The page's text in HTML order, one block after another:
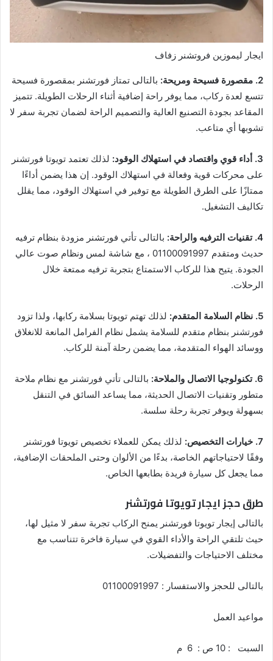
ايجار ليموزين فروتشنر زفاف
2. مقصورة فسيحة ومريحة:
بالتالى تمتاز فورتشنر بمقصورة فسيحة
تتسع لعدة ركاب، مما يوفر راحة إضافية أثناء الرحلات الطويلة. تتميز
المقاعد بجودة التصنيع العالية والتصميم الراحة لضمان تجربة سفر لا
تشوبها أي متاعب.
3. أداء قوي واقتصاد في استهلاك الوقود:
لذلك تعتمد تويوتا فورتشنر
على محركات قوية وفعالة في استهلاك الوقود. إن هذا يضمن أداءًا
ممتازًا على الطرق الطويلة مع توفير في استهلاك الوقود، مما يقلل
تكاليف التشغيل.
4. تقنيات الترفيه والراحة:
بالتالى تأتي فورتشنر مزودة بنظام ترفيه
حديث ومتقدم 01100091997 ، مع شاشة لمس ونظام صوت عالي
الجودة. يتيح هذا للركاب الاستمتاع بتجربة ترفيه ممتعة خلال
الرحلات.
5. نظام السلامة المتقدم:
لذلك تهتم تويوتا بسلامة ركابها، ولذا تزود
فورتشنر بنظام متقدم للسلامة يشمل نظام الفرامل المانعة للانغلاق
ووسائد الهواء المتقدمة، مما يضمن رحلة آمنة للركاب.
6. تكنولوجيا الاتصال والملاحة:
بالتالى تأتي فورتشنر مع نظام ملاحة
متطور وتقنيات الاتصال الحديثة، مما يساعد السائق في التنقل
بسهولة ويوفر تجربة رحلة سلسة.
7. خيارات التخصيص:
لذلك يمكن للعملاء تخصيص تويوتا فورتشنر
وفقًا لاحتياجاتهم الخاصة، بدءًا من الألوان وحتى الملحقات الإضافية،
مما يجعل كل سيارة فريدة بطابعها الخاص.
طرق حجز ايجار تويوتا فورتشنر
بالتالى إيجار تويوتا فورتشنر يمنح الركاب تجربة سفر لا مثيل لها،
حيث تلتقي الراحة والأداء القوي في سيارة فاخرة تتناسب مع
مختلف الاحتياجات والتفضيلات.
بالتالى للحجز والاستفسار : 01100091997
مواعيد العمل
السبت : 10 ص : 6 م